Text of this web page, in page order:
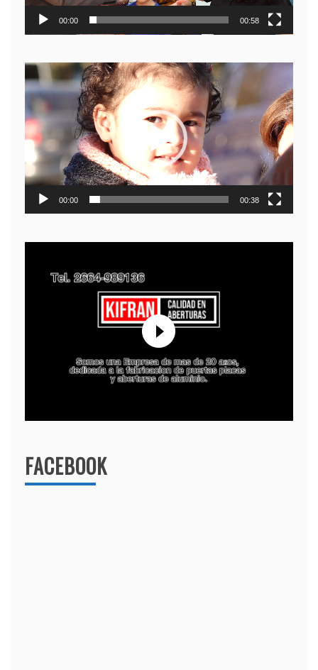
00:00 00:58
Reproductor
de
video
00:00 00:38
FACEBOOK